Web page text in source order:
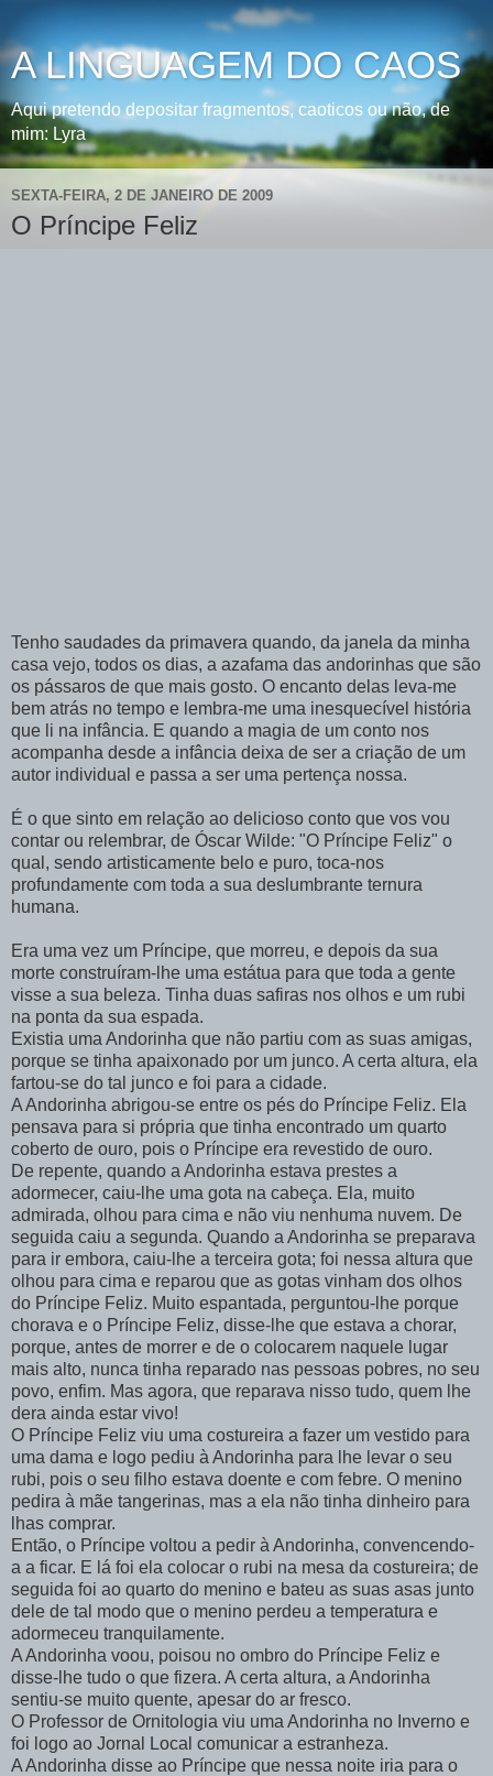
A LINGUAGEM DO CAOS
Aqui pretendo depositar fragmentos, caoticos ou não, de
mim: Lyra
SEXTA-FEIRA, 2 DE JANEIRO DE 2009
O Príncipe Feliz
Tenho saudades da primavera quando, da janela da minha
casa vejo, todos os dias, a azafama das andorinhas que são
os pássaros de que mais gosto. O encanto delas leva-me
bem atrás no tempo e lembra-me uma inesquecível história
que li na infância. E quando a magia de um conto nos
acompanha desde a infância deixa de ser a criação de um
autor individual e passa a ser uma pertença nossa.
É o que sinto em relação ao delicioso conto que vos vou
contar ou relembrar, de Óscar Wilde: "O Príncipe Feliz" o
qual, sendo artisticamente belo e puro, toca-nos
profundamente com toda a sua deslumbrante ternura
humana.
Era uma vez um Príncipe, que morreu, e depois da sua
morte construíram-lhe uma estátua para que toda a gente
visse a sua beleza. Tinha duas safiras nos olhos e um rubi
na ponta da sua espada.
Existia uma Andorinha que não partiu com as suas amigas,
porque se tinha apaixonado por um junco. A certa altura, ela
fartou-se do tal junco e foi para a cidade.
A Andorinha abrigou-se entre os pés do Príncipe Feliz. Ela
pensava para si própria que tinha encontrado um quarto
coberto de ouro, pois o Príncipe era revestido de ouro.
De repente, quando a Andorinha estava prestes a
adormecer, caiu-lhe uma gota na cabeça. Ela, muito
admirada, olhou para cima e não viu nenhuma nuvem. De
seguida caiu a segunda. Quando a Andorinha se preparava
para ir embora, caiu-lhe a terceira gota; foi nessa altura que
olhou para cima e reparou que as gotas vinham dos olhos
do Príncipe Feliz. Muito espantada, perguntou-lhe porque
chorava e o Príncipe Feliz, disse-lhe que estava a chorar,
porque, antes de morrer e de o colocarem naquele lugar
mais alto, nunca tinha reparado nas pessoas pobres, no seu
povo, enfim. Mas agora, que reparava nisso tudo, quem lhe
dera ainda estar vivo!
O Príncipe Feliz viu uma costureira a fazer um vestido para
uma dama e logo pediu à Andorinha para lhe levar o seu
rubi, pois o seu filho estava doente e com febre. O menino
pedira à mãe tangerinas, mas a ela não tinha dinheiro para
lhas comprar.
Então, o Príncipe voltou a pedir à Andorinha, convencendo-
a a ficar. E lá foi ela colocar o rubi na mesa da costureira; de
seguida foi ao quarto do menino e bateu as suas asas junto
dele de tal modo que o menino perdeu a temperatura e
adormeceu tranquilamente.
A Andorinha voou, poisou no ombro do Príncipe Feliz e
disse-lhe tudo o que fizera. A certa altura, a Andorinha
sentiu-se muito quente, apesar do ar fresco.
O Professor de Ornitologia viu uma Andorinha no Inverno e
foi logo ao Jornal Local comunicar a estranheza.
A Andorinha disse ao Príncipe que nessa noite iria para o